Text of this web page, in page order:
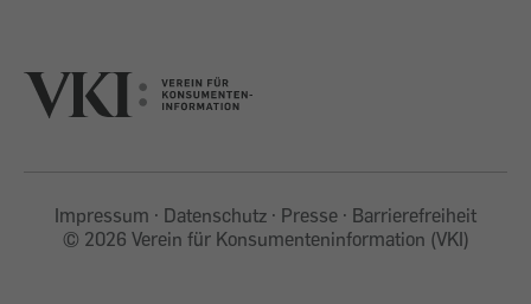
Impressum Datenschutz Presse
Barrierefreiheit
© 2026 Verein für Konsumenteninformation (VKI)